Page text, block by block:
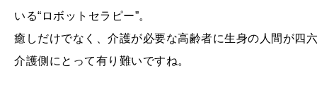
いる“ロボットセラピー”。
癒しだけでなく、介護が必要な高齢者に生身の人間が四
介護側にとって有り難いですね。